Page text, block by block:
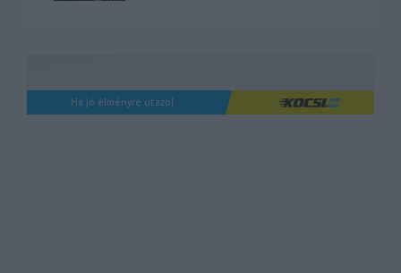
Ha jó élményre utazol